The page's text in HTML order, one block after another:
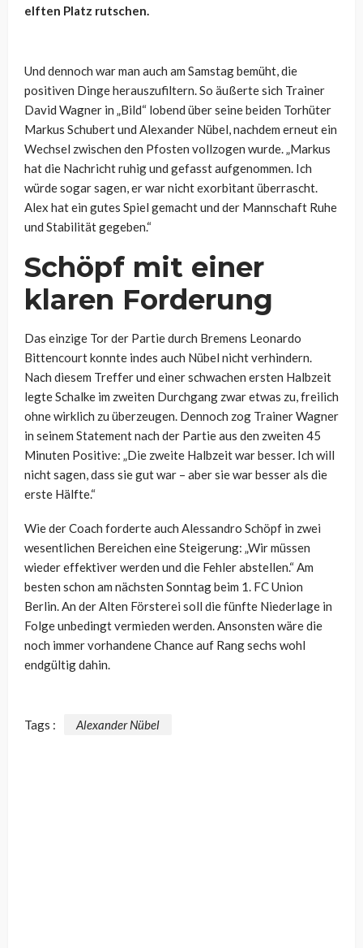
elften Platz rutschen.
Und dennoch war man auch am Samstag bemüht, die
positiven Dinge herauszufiltern. So äußerte sich Trainer
David Wagner in „Bild“ lobend über seine beiden Torhüter
Markus Schubert und Alexander Nübel, nachdem erneut ein
Wechsel zwischen den Pfosten vollzogen wurde. „Markus
hat die Nachricht ruhig und gefasst aufgenommen. Ich
würde sogar sagen, er war nicht exorbitant überrascht.
Alex hat ein gutes Spiel gemacht und der Mannschaft Ruhe
und Stabilität gegeben.“
Schöpf mit einer
klaren Forderung
Das einzige Tor der Partie durch Bremens Leonardo
Bittencourt konnte indes auch Nübel nicht verhindern.
Nach diesem Treffer und einer schwachen ersten Halbzeit
legte Schalke im zweiten Durchgang zwar etwas zu, freilich
ohne wirklich zu überzeugen. Dennoch zog Trainer Wagner
in seinem Statement nach der Partie aus den zweiten 45
Minuten Positive: „Die zweite Halbzeit war besser. Ich will
nicht sagen, dass sie gut war – aber sie war besser als die
erste Hälfte.“
Wie der Coach forderte auch Alessandro Schöpf in zwei
wesentlichen Bereichen eine Steigerung: „Wir müssen
wieder effektiver werden und die Fehler abstellen.“ Am
besten schon am nächsten Sonntag beim 1. FC Union
Berlin. An der Alten Försterei soll die fünfte Niederlage in
Folge unbedingt vermieden werden. Ansonsten wäre die
noch immer vorhandene Chance auf Rang sechs wohl
endgültig dahin.
Tags : Alexander Nübel